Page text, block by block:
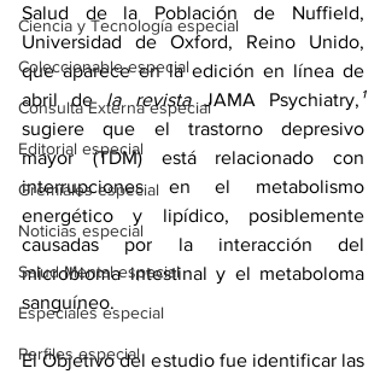
Ciencia y Tecnología especial
Coleccionable especial
Consulta Externa especial
Editorial especial
Gremiales especial
Noticias especial
Salud Mental especial
Especiales especial
Perfiles especial
Salud de la Población de Nuffield,
Universidad de Oxford, Reino Unido,
que aparece en la edición en línea de
abril de la revista JAMA Psychiatry, ¹
sugiere que el trastorno depresivo
mayor (TDM) está relacionado con
interrupciones en el metabolismo
energético y lipídico, posiblemente
causadas por la interacción del
microbioma intestinal y el metaboloma
sanguíneo.
El Objetivo del estudio fue identificar las